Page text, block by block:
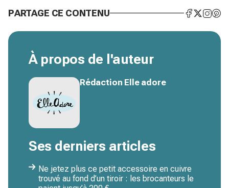
PARTAGE CE CONTENU
À propos de l'auteur
Rédaction Elle adore
Ses derniers articles
Ne jetez plus ce petit accessoire en cuivre
trouvé au fond d’un tiroir : les brocanteurs le